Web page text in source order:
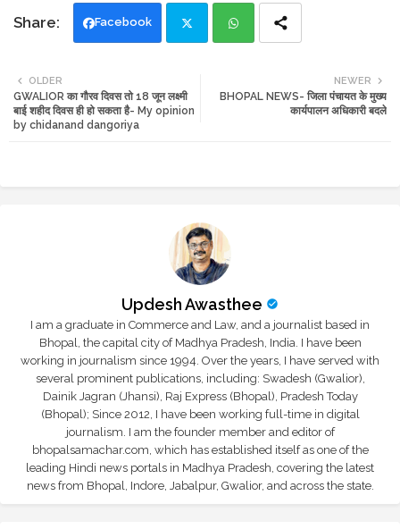
Facebook
tte ats
NEWER
BHOPAL NEWS- जिला पंचायत के मुख्य
कार्यपालन अधिकारी बदले
OLDER
GWALIOR का गौरव दिवस तो 18 जून लक्ष्मी
बाई शहीद दिवस ही हो सकता है- My opinion
by chidanand dangoriya
Updesh Awasthee
I am a graduate in Commerce and Law, and a journalist based in
Bhopal, the capital city of Madhya Pradesh, India. I have been
working in journalism since 1994. Over the years, I have served with
several prominent publications, including: Swadesh (Gwalior),
Dainik Jagran (Jhansi), Raj Express (Bhopal), Pradesh Today
(Bhopal); Since 2012, I have been working full-time in digital
journalism. I am the founder member and editor of
bhopalsamachar.com, which has established itself as one of the
leading Hindi news portals in Madhya Pradesh, covering the latest
news from Bhopal, Indore, Jabalpur, Gwalior, and across the state.